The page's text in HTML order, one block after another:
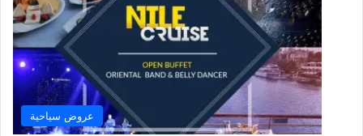
عروض سياحية